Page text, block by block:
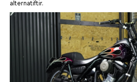
alternatiftir.